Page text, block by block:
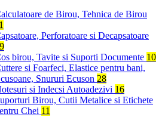
de Birou, Tehnica de Birou
Perforatoare si Decapsatoare
birou, Tavite si Suporti Documente 10
si Foarfeci, Elastice pentru bani,
Snururi Ecuson 28
si Indecsi Autoadezivi 16
Birou, Cutii Metalice si Etichete
Chei 11